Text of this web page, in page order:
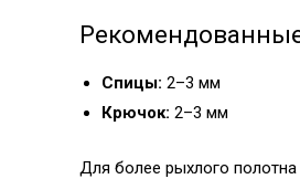
Спицы: 2–3 мм
Крючок: 2–3 мм
Для более рыхлого